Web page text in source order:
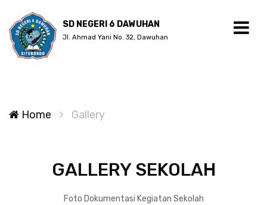
SD NEGERI 6 DAWUHAN
Jl. Ahmad Yani No. 32, Dawuhan
Home Gallery
GALLERY SEKOLAH
Foto Dokumentasi Kegiatan Sekolah